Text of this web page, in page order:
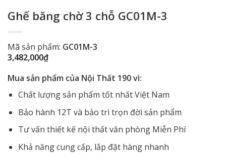
Ghế băng chờ 3 chỗ GC01M-3
Mã sản phẩm: GC01M-3
3,482,000₫
Mua sản phẩm của Nội Thất 190 vì:
Chất lượng sản phẩm tốt nhất Việt Nam
Bảo hành 12T và bảo trì trọn đời sản phẩm
Tư vấn thiết kế nội thất văn phòng Miễn Phí
Khả năng cung cấp, lắp đặt hàng nhanh